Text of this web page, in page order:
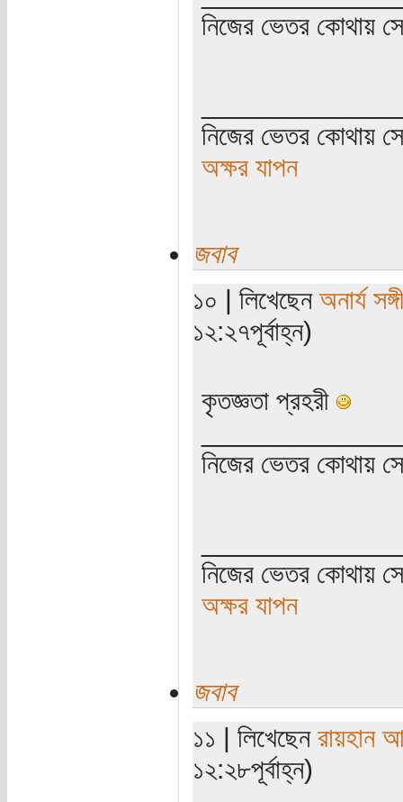
নিজের ভেতর কোথায়
নিজের ভেতর কোথায়
অক্ষর যাপন
জবাব
১০ | লিখেছেন অনার্য
১২:২৭পূর্বাহ্ন)
কৃতজ্ঞতা প্রহরী
নিজের ভেতর কোথায়
নিজের ভেতর কোথায়
অক্ষর যাপন
জবাব
১১ | লিখেছেন রায়হান
১২:২৮পূর্বাহ্ন)